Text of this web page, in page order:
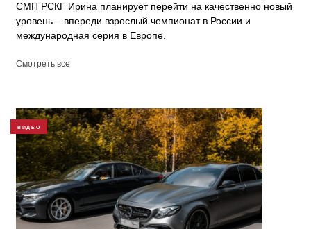
СМП РСКГ Ирина планирует перейти на качественно новый
уровень – впереди взрослый чемпионат в России и
международная серия в Европе.
Смотреть все
ВИДЕО